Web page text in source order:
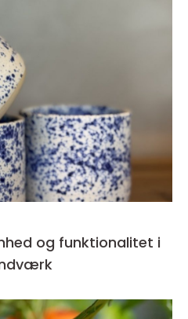
og funktionalitet i